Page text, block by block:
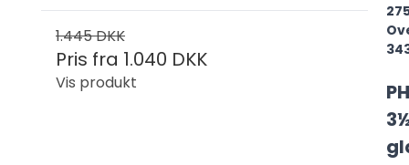
1.445 DKK
Pris fra 1.040 DKK
Vis produkt
PH